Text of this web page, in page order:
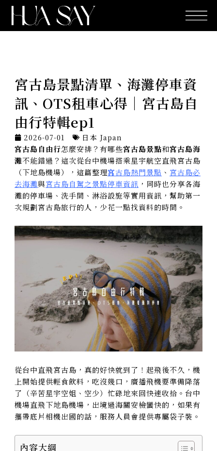
宮古島景點清單、海灘停車資
訊、OTS租車心得｜宮古島自
由行特輯ep1
2026-07-01
日本 Japan
宮古島自由行怎麼安排？有哪些宮古島景點和宮古島海
灘不能錯過？這次從台中機場搭乘星宇航空直飛宮古島
（下地島機場），這篇整理宮古島熱門景點 、 宮古島必
去海灘與宮古島自駕之景點停車資訊 ，同時也分享各海
灘的停車場、洗手間、淋浴設施等實用資訊，幫助第一
次規劃宮古島旅行的人，少花一點找資料的時間。
從台中直飛宮古島，真的好快就到了！起飛後不久，機
上開始提供輕食飲料，吃沒幾口，廣播飛機要準備降落
了（辛苦星宇空姐、空少）忙碌地來回快速收拾。台中
機場直飛下地島機場，出境過海關安檢蠻快的，如果有
攜帶底片相機出國的話，服務人員會提供專屬袋子裝。
內容大綱